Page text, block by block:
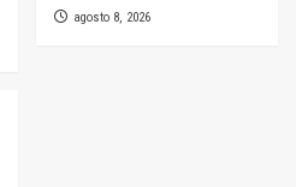
agosto 8, 2026